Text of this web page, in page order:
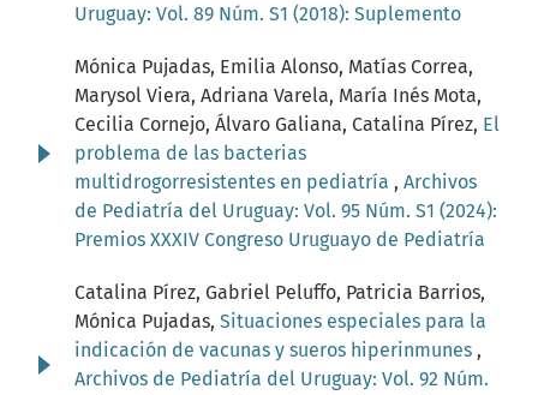
Uruguay: Vol. 89 Núm. S1 (2018): Suplemento
Mónica Pujadas, Emilia Alonso, Matías Correa,
Marysol Viera, Adriana Varela, María Inés Mota,
Cecilia Cornejo, Álvaro Galiana, Catalina Pírez, El
problema de las bacterias
multidrogorresistentes en pediatría , Archivos
de Pediatría del Uruguay: Vol. 95 Núm. S1 (2024):
Premios XXXIV Congreso Uruguayo de Pediatría
Catalina Pírez, Gabriel Peluffo, Patricia Barrios,
Mónica Pujadas, Situaciones especiales para la
indicación de vacunas y sueros hiperinmunes ,
Archivos de Pediatría del Uruguay: Vol. 92 Núm.